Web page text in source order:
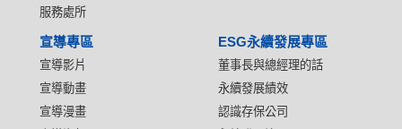
服務處所
宣導專區
宣導影片
宣導動畫
宣導漫畫
ESG永續發展專區
董事長與總經理的話
永續發展績效
認識存保公司